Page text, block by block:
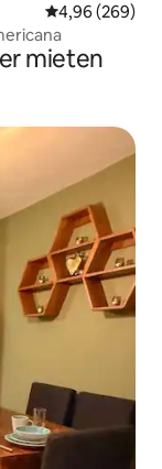
4,96 (269)
mieten